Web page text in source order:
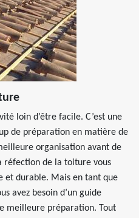
loin d’être facile. C’est une
de préparation en matière de
organisation avant de
de la toiture vous
et durable. Mais en tant que
avez besoin d’un guide
meilleure préparation. Tout